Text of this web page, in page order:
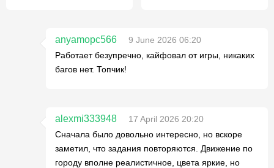
anyamopc566
9 June 2026 06:20
Работает безупречно, кайфовал от игры, никаких
багов нет. Топчик!
alexmi333948
17 April 2026 20:20
Сначала было довольно интересно, но вскоре
заметил, что задания повторяются. Движение по
городу вполне реалистичное, цвета яркие, но